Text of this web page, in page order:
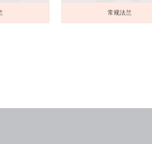
常规法兰